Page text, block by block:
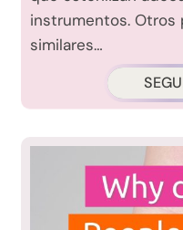
instrumentos. Otros
similares…